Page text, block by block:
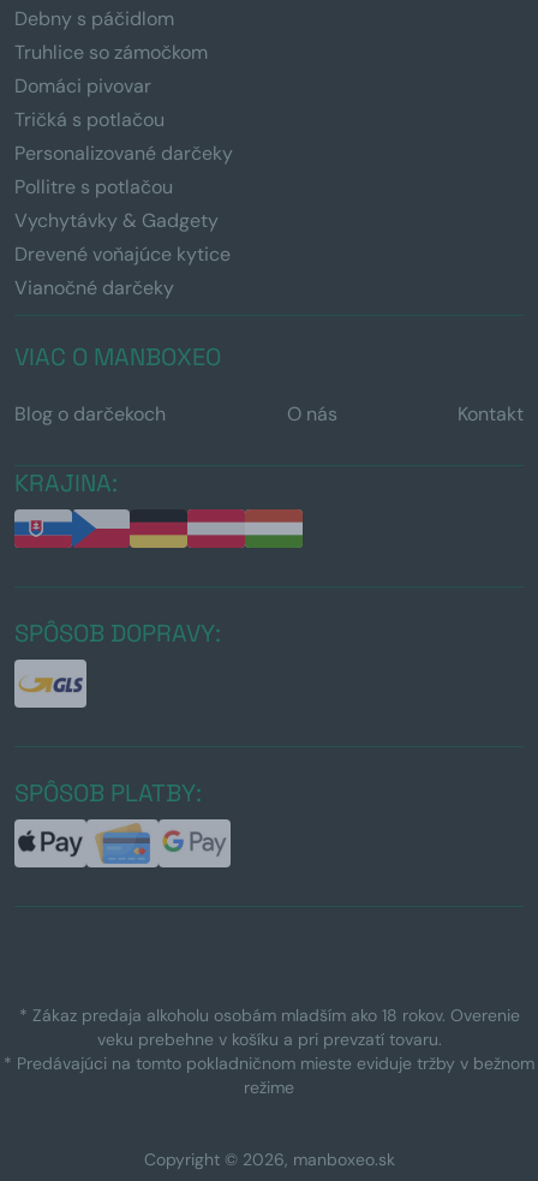
Debny s páčidlom
Truhlice so zámočkom
Domáci pivovar
Tričká s potlačou
Personalizované darčeky
Pollitre s potlačou
Vychytávky & Gadgety
Drevené voňajúce kytice
Vianočné darčeky
VIAC O MANBOXEO
Blog o darčekoch O nás Kontakt
KRAJINA:
SPÔSOB DOPRAVY:
SPÔSOB PLATBY:
* Zákaz predaja alkoholu osobám mladším ako 18 rokov. Overenie
veku prebehne v košíku a pri prevzatí tovaru.
* Predávajúci na tomto pokladničnom mieste eviduje tržby v bežnom
režime
Copyright © 2026, manboxeo.sk